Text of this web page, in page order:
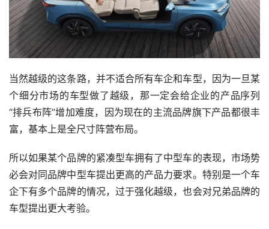
当然越级的这条路，并不适合所有车企和车型，因为一旦某
个细分市场的车型做了越级，那一定会给企业的产品序列
“排兵布阵”增加难度，因为现在的主流品牌旗下产品都很丰
富，基本上是全尺寸阵营布局。
所以如果某个品牌的紧凑型车拥有了中型车的表现，市场势
必会对同品牌中型车提出更高的产品力要求。特别是一个车
企下有多个品牌的情况，过于强化越级，也会对兄弟品牌的
车型提出更大考验。